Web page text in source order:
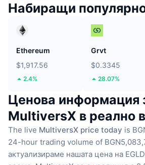
Набиращи
Ethereum
$1,917.56
2.4%
Grvt
$0.3345
28.07%
Ценова информация
MultiversX в реално
The live MultiversX price today is
24-hour trading volume of
актуализираме нашата цена на